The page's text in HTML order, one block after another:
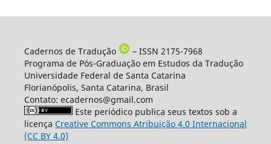
Cadernos de Tradução
– ISSN 2175-7968
Programa de Pós-Graduação em Estudos da Tradução
Universidade Federal de Santa Catarina
Florianópolis, Santa Catarina, Brasil
Contato: ecadernos@gmail.com
Este periódico publica seus textos sob a
licença Creative Commons Atribuição 4.0 Internacional
(CC BY 4.0)